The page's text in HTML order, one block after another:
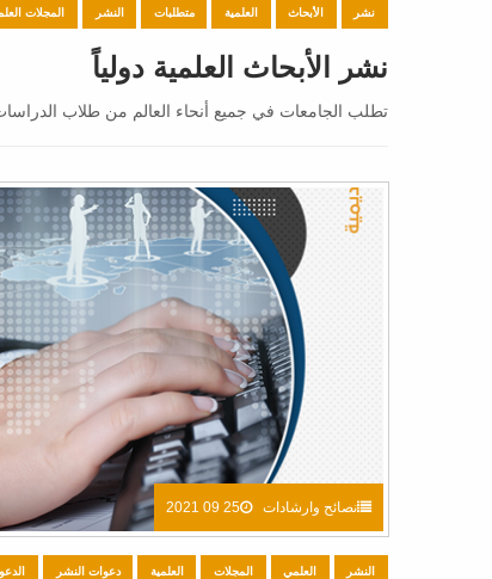
نشر الأبحاث العلمية متطلبات النشر المجلات
نشر الأبحاث العلمية دولياً
تطلب الجامعات في جميع أنحاء العالم من طلاب
نصائح وارشادات 25 09 2021
النشر العلمي المجلات العلمية دعوات النشر